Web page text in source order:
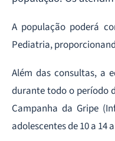
A população poderá
Pediatria,
Além das consultas, a
durante todo o período
Campanha da Gripe
adolescentes de 10 a